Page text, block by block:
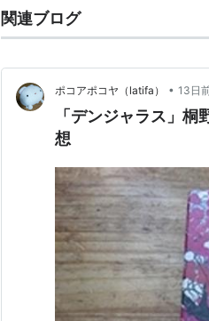
をモデルにしている。ただし、
っている。昭和の「源氏物語」
によって劇的な葛藤が展開さ
ね、組み合わせていくことで
最大のスケールを持つ小説であ
（中公文庫、
関連ブログ
ポコアポコヤ（latifa） • 13日
「デンジャラス」
想